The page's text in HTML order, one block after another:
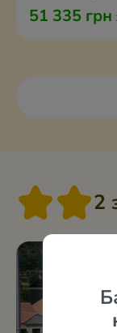
51 335 грн
2